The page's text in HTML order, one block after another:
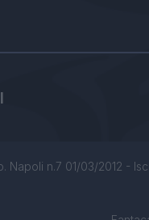
Napoli n.7 01/03/2012 -